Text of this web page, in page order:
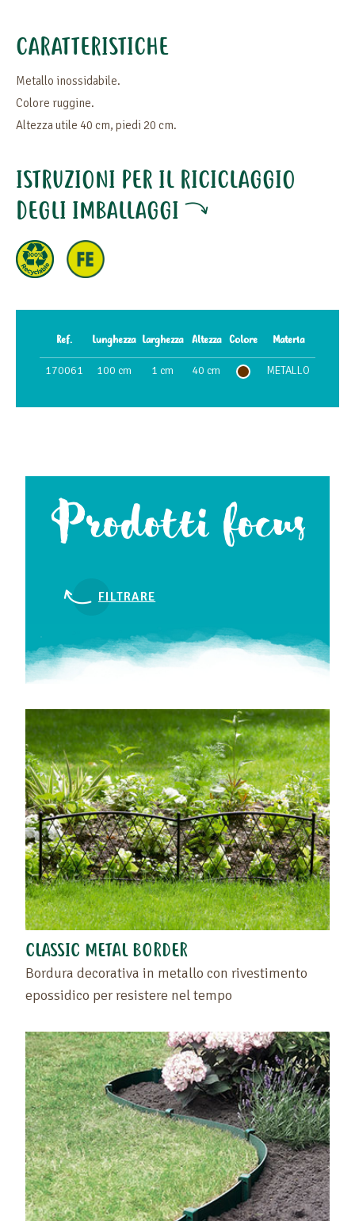
Ref. Lunghezza Larghezza Altezza Colore Materia
170061 100 cm 1 cm 40 cm METALLO
CARATTERISTICHE
Metallo inossidabile.
Colore ruggine.
Altezza utile 40 cm, piedi 20 cm.
ISTRUZIONI PER IL RICICLAGGIO
DEGLI IMBALLAGGI
Prodotti focus
FILTRARE
CLASSIC METAL BORDER
Bordura decorativa in metallo con rivestimento
epossidico per resistere nel tempo